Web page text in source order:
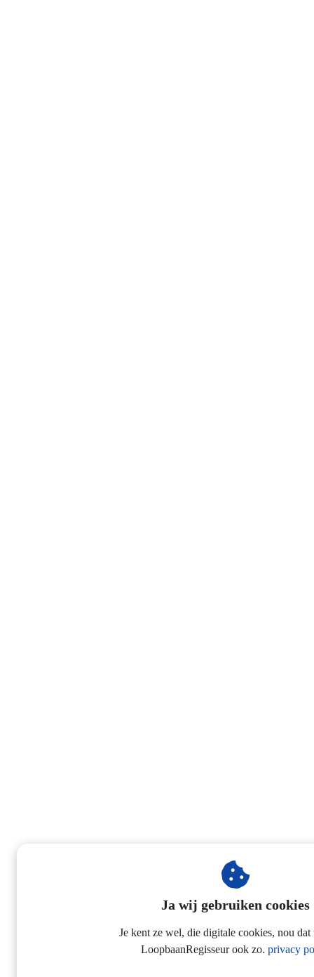
Ja wij gebruiken cookies
Je kent ze wel, die digitale cookies, nou
LoopbaanRegisseur ook zo. privacy